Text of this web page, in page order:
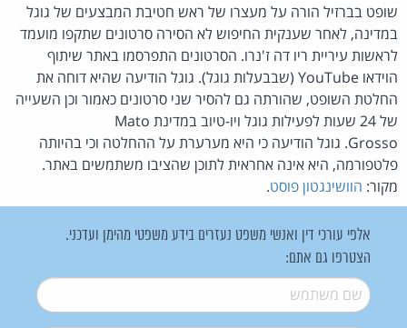
שופט בברזיל הורה על מעצרו של ראש חטיבת המבצעים של גוגל
במדינה, לאחר שענקית החיפוש לא הסירה סרטונים שתקפו מועמד
לראשות עיריית ריו דה ז'נרו. הסרטונים התפרסמו באתר שיתוף
הוידאו YouTube (שבבעלות גוגל). גוגל הודיעה שהיא דוחה את
החלטת השופט, שהורתה גם להסיר שני סרטונים כאמור וכן השעייה
של 24 שעות לפעילות גוגל ויו-טיוב במדינת Mato
Grosso. גוגל הודיעה כי היא מערערת על ההחלטה וכי בהיותה
פלטפורמה, היא אינה אחראית לתוכן שהציבו משתמשים באתר.
מקור: הוושינגטון פוסט.
אלפי עורכי דין ואנשי משפט נעזרים בידע משפטי מהימן ועדכני.
הצטרפו גם אתם:
שם משתמש*